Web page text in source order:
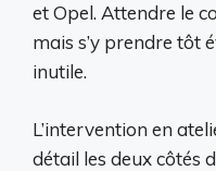
et Opel. Attendre le
mais s’y prendre tôt
inutile.
L’intervention en
détail les deux côtés